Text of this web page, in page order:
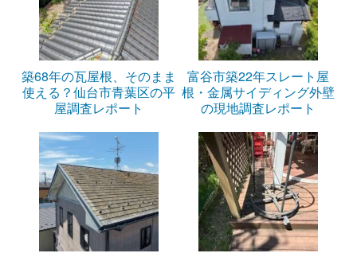
築68年の瓦屋根、そのまま
使える？仙台市青葉区の平
屋調査レポート
富谷市築22年スレート屋
根・金属サイディング外壁
の現地調査レポート